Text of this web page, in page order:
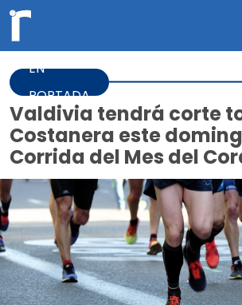
EN
PORTADA
Valdivia tendrá corte
Costanera este
Corrida del Mes del